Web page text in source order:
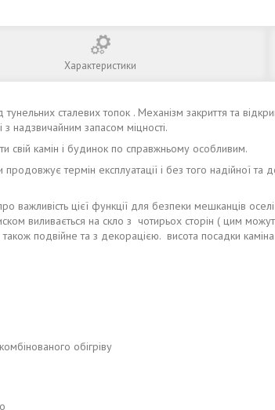
Характеристики
сталевих топок . Механізм закриття та
з надзвичайним запасом міцності.
свій камін і будинок по справжньому особливим.
термін експлуатації і без того надійної та
цієї функції для безпеки мешканців оселі
виливається на скло з чотирьох сторін ( цим
подвійне та з декорацією. висота посадки
обігріву